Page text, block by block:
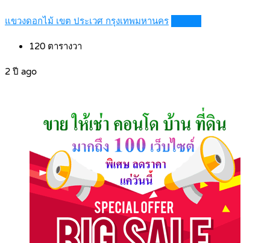
แขวงดอกไม้ เขต ประเวศ กรุงเทพมหานคร
120 ตารางวา
2 ปี ago